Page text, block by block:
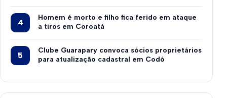
Homem é morto e filho fica ferido em ataque
a tiros em Coroatá
Clube Guarapary convoca sócios proprietários
para atualização cadastral em Codó